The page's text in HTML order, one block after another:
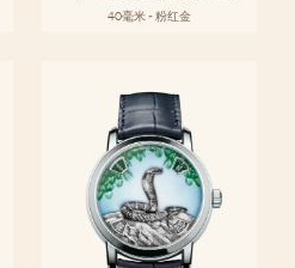
40毫米 - 粉红金